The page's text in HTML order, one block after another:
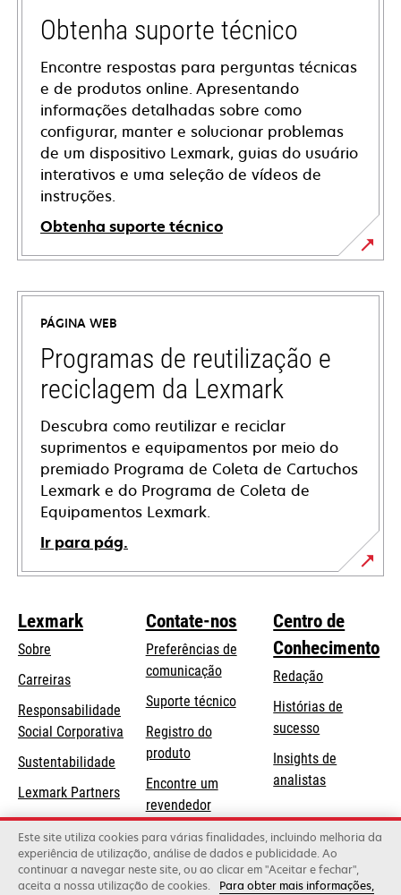
Obtenha suporte técnico
Encontre respostas para perguntas técnicas
e de produtos online. Apresentando
informações detalhadas sobre como
configurar, manter e solucionar problemas
de um dispositivo Lexmark, guias do usuário
interativos e uma seleção de vídeos de
instruções.
Obtenha suporte técnico
opens
in
new
tab
PÁGINA WEB
Programas de reutilização e
reciclagem da Lexmark
Descubra como reutilizar e reciclar
suprimentos e equipamentos por meio do
premiado Programa de Coleta de Cartuchos
Lexmark e do Programa de Coleta de
Equipamentos Lexmark.
Ir para pág.
Lexmark
Sobre
Carreiras
Responsabilidade
Social Corporativa opens
new
tab
Sustentabilidade
Lexmark Partners
Contate-nos
Preferências de
comunicação
Suporte técnicoopens
Registro do
produto
Encontre um
revendedor
Lista de
atacadistas
Centro de
Conhecimento
Redação
Histórias de
sucesso
Insights de
analistas
Este site utiliza cookies para várias finalidades, incluindo melhoria da
experiência de utilização, análise de dados e publicidade. Ao
continuar a navegar neste site, ou ao clicar em "Aceitar e fechar",
aceita a nossa utilização de cookies.
Para obter mais informações,